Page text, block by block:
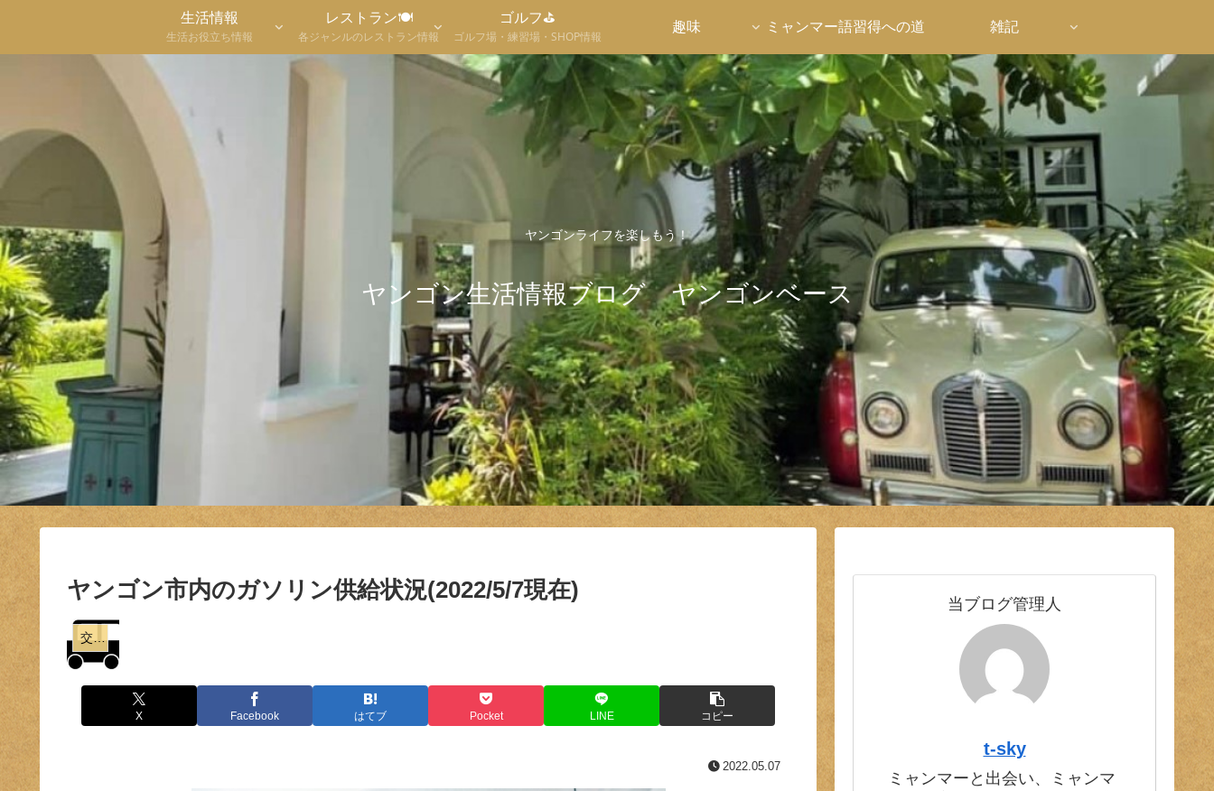
ヤンゴンライフを楽しもう！
ヤンゴン生活情報ブログ ヤンゴンベース
生活情報
生活お役立ち情報
レストラン🍽
各ジャンルのレストラン情報
ゴルフ⛳
ゴルフ場・練習場・SHOP情報
趣味 ミャンマー語習得への道 雑記
ヤンゴン市内のガソリン供給状況(2022/5/7現在)
交通
X Facebook はてブ Pocket LINE コピー
2022.05.07
当ブログ管理人
t-sky
ミャンマーと出会い、ミャンマ